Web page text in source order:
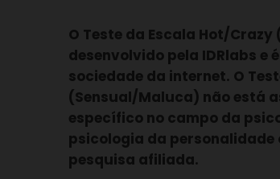
O Teste da Escala Hot/
desenvolvido pela IDRlabs e
sociedade da internet. O
(Sensual/Maluca) não está
específico no campo da
psicologia da
pesquisa afiliada.